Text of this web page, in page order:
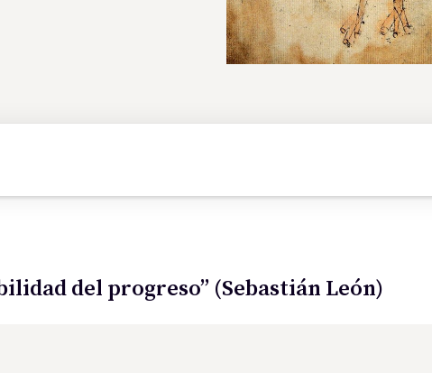
del progreso” (Sebastián León)